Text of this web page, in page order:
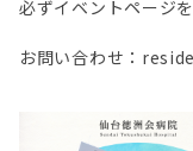
必ずイベントページ
お問い合わせ：